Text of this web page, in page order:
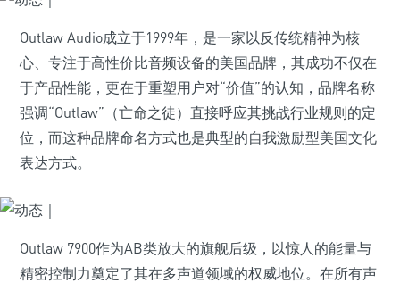
Outlaw Audio成立于1999年，是一家以反传统精神为核
心、专注于高性价比音频设备的美国品牌，其成功不仅在
于产品性能，更在于重塑用户对“价值”的认知，品牌名称
强调“Outlaw”（亡命之徒）直接呼应其挑战行业规则的定
位，而这种品牌命名方式也是典型的自我激励型美国文化
表达方式。
Outlaw 7900作为AB类放大的旗舰后级，以惊人的能量与
精密控制力奠定了其在多声道领域的权威地位。在所有声